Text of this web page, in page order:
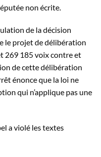
non écrite.
de la décision
le projet de délibération
269 185 voix contre et
de cette délibération
énonce que la loi ne
qui n’applique pas une
a violé les textes